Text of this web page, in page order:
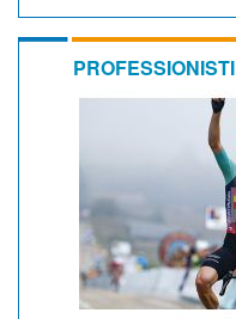
PROFESSIONISTI